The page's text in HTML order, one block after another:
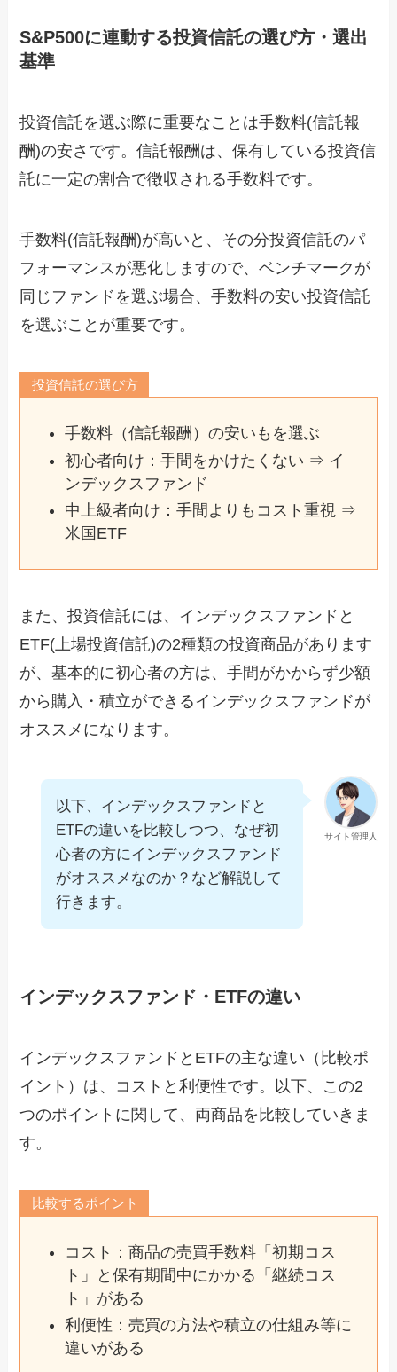
S&P500に連動する投資信託の選び方・選出
基準
投資信託を選ぶ際に重要なことは手数料(信託報
酬)の安さです。信託報酬は、保有している投資信
託に一定の割合で徴収される手数料です。
手数料(信託報酬)が高いと、その分投資信託のパ
フォーマンスが悪化しますので、ベンチマークが
同じファンドを選ぶ場合、手数料の安い投資信託
を選ぶことが重要です。
投資信託の選び方
手数料（信託報酬）の安いもを選ぶ
初心者向け：手間をかけたくない ⇒ イ
ンデックスファンド
中上級者向け：手間よりもコスト重視 ⇒
米国ETF
また、投資信託には、インデックスファンドと
ETF(上場投資信託)の2種類の投資商品があります
が、基本的に初心者の方は、手間がかからず少額
から購入・積立ができるインデックスファンドが
オススメになります。
サイト管理人
以下、インデックスファンドと
ETFの違いを比較しつつ、なぜ初
心者の方にインデックスファンド
がオススメなのか？など解説して
行きます。
インデックスファンド・ETFの違い
インデックスファンドとETFの主な違い（比較ポ
イント）は、コストと利便性です。以下、この2
つのポイントに関して、両商品を比較していきま
す。
比較するポイント
コスト：商品の売買手数料「初期コス
ト」と保有期間中にかかる「継続コス
ト」がある
利便性：売買の方法や積立の仕組み等に
違いがある